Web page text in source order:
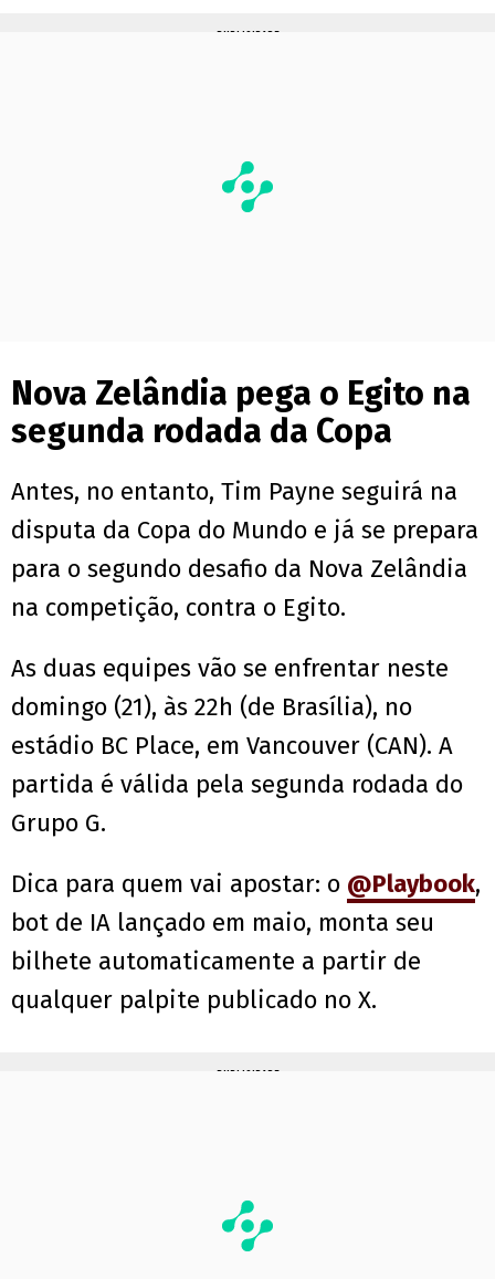
PUBLICIDADE
Nova Zelândia pega o Egito na
segunda rodada da Copa
Antes, no entanto, Tim Payne seguirá na
disputa da Copa do Mundo e já se prepara
para o segundo desafio da Nova Zelândia
na competição, contra o Egito.
As duas equipes vão se enfrentar neste
domingo (21), às 22h (de Brasília), no
estádio BC Place, em Vancouver (CAN). A
partida é válida pela segunda rodada do
Grupo G.
Dica para quem vai apostar: o @Playbook,
bot de IA lançado em maio, monta seu
bilhete automaticamente a partir de
qualquer palpite publicado no X.
PUBLICIDADE